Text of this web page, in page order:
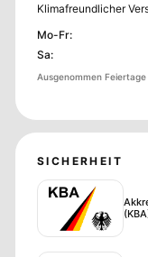
Klimafreundlicher
Mo-Fr:
Sa:
Ausgenommen Feiertage
SICHERHEIT